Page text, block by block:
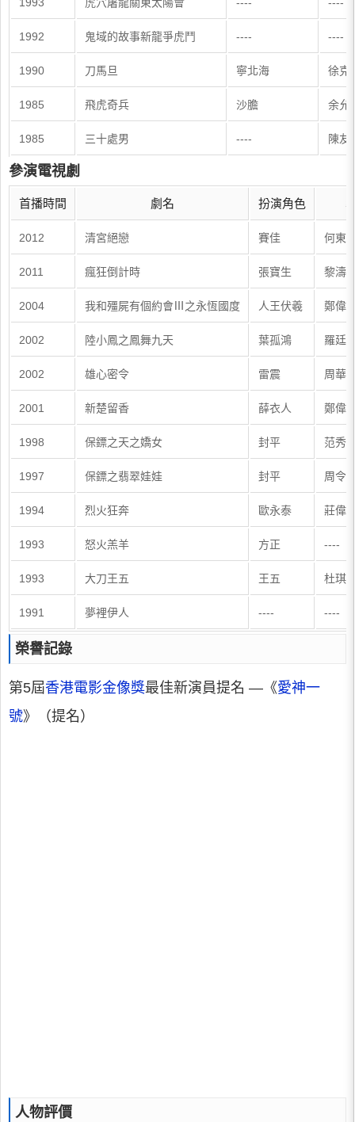
1992 鬼域的故事新龍爭虎鬥 ---- ----
1990 刀馬旦 寧北海 徐克
1985 飛虎奇兵 沙膽 余允
1985 三十處男 ---- 陳友
參演電視劇
首播時間 劇名 扮演角色
2012 清宮絕戀 賽佳 何東
2011 瘋狂倒計時 張寶生 黎濤
2004 我和殭屍有個約會Ⅲ之永恆國度 人王伏羲 鄭偉
2002 陸小鳳之鳳舞九天 葉孤鴻 羅廷
2002 雄心密令 雷震 周華
2001 新楚留香 薛衣人 鄭偉
1998 保鏢之天之嬌女 封平 范秀
1997 保鏢之翡翠娃娃 封平 周令
1994 烈火狂奔 歐永泰 莊偉
1993 怒火羔羊 方正 ----
1993 大刀王五 王五 杜琪
1991 夢裡伊人 ---- ----
榮譽記錄
第5屆香港電影金像獎最佳新演員提名 —《愛神一
號》（提名）
人物評價